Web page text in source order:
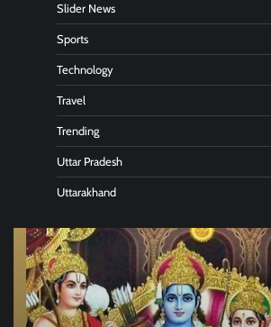
Slider News
Sports
Technology
Travel
Trending
Uttar Pradesh
Uttarakhand